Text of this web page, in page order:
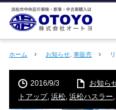
ホーム お知らせ 車販売
2016/9/3 お知ら
トアップ, 浜松, 浜松ハスラー,